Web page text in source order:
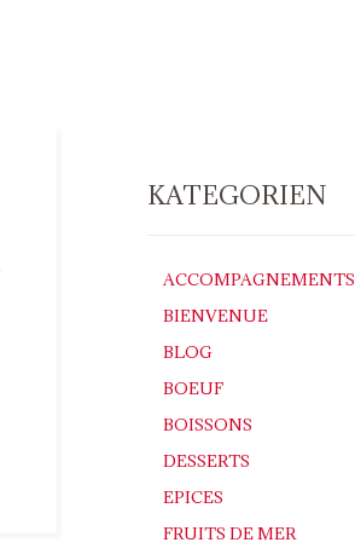
KATEGORIEN
ACCOMPAGNEMENTS
BIENVENUE
BLOG
BOEUF
BOISSONS
DESSERTS
EPICES
FRUITS DE MER